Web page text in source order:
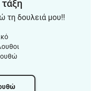
τη δουλειά μου!!